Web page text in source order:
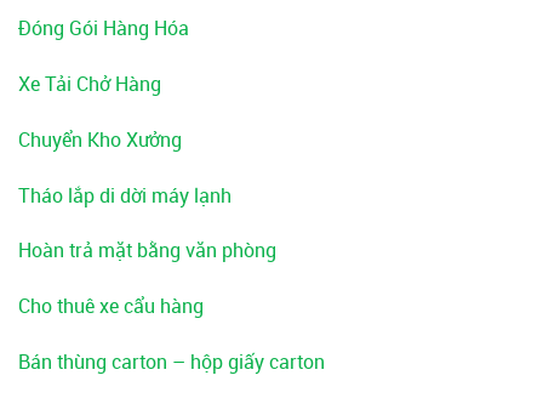
Đóng Gói Hàng Hóa
Xe Tải Chở Hàng
Chuyển Kho Xưởng
Tháo lắp di dời máy lạnh
Hoàn trả mặt bằng văn phòng
Cho thuê xe cẩu hàng
Bán thùng carton – hộp giấy carton